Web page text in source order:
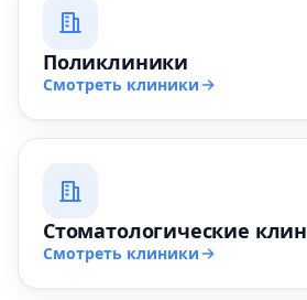
Поликлиники
Смотреть клиники
Стоматологические
Смотреть клиники